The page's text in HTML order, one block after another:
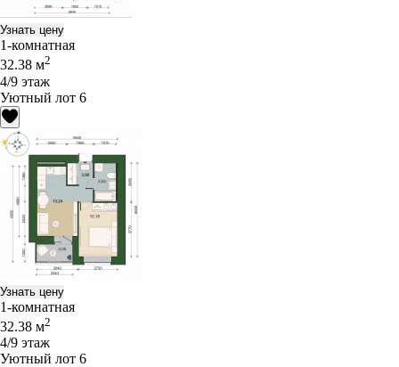
Узнать цену
1-комнатная
32.38 м2
4/9 этаж
Уютный лот 6
Узнать цену
1-комнатная
32.38 м2
4/9 этаж
Уютный лот 6